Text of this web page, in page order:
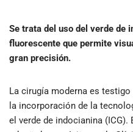
Se trata del uso del verde de
fluorescente que permite
gran precisión.
La cirugía moderna es
la incorporación de la
el verde de indocianina